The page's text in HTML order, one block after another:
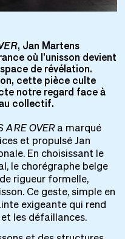
, Jan Martens
où l’unisson devient
de révélation.
cette pièce culte
notre regard face à
collectif.
ARE OVERa marqué
et propulsé Jan
En choisissant le
le chorégraphe belge
rigueur formelle,
Ce geste, simple en
exigeante qui rend
les défaillances.